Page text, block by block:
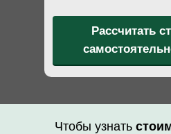
Рассчитать
Чтобы узнать